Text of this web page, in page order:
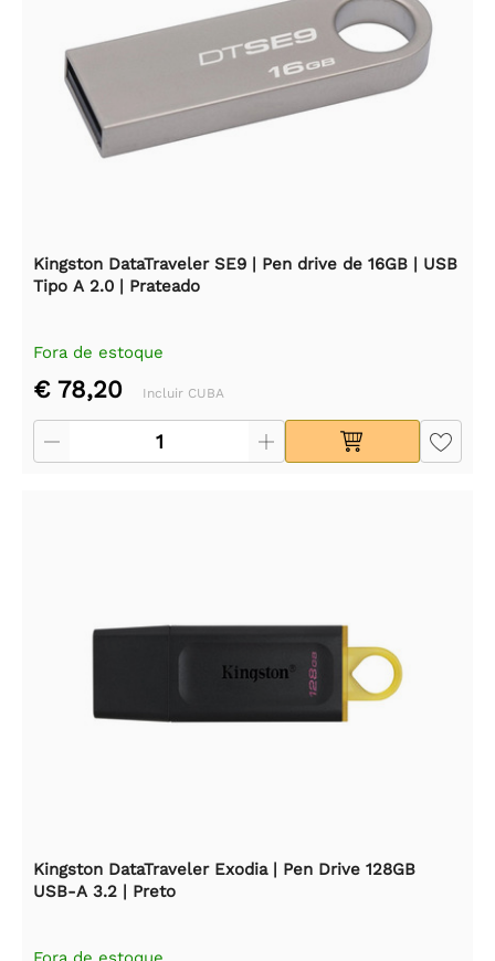
Kingston DataTraveler SE9 | Pen drive de 16GB | USB
Tipo A 2.0 | Prateado
Fora de estoque
€ 78,20 Incluir CUBA
Kingston DataTraveler Exodia | Pen Drive 128GB
USB-A 3.2 | Preto